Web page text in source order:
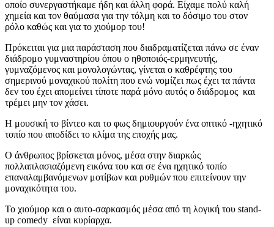
οποίο συνεργαστήκαμε ήδη και άλλη φορά. Είχαμε πολύ καλή
χημεία και τον θαύμασα για την τόλμη και το δόσιμο του στον
ρόλο καθώς και για το χιούμορ του!
Πρόκειται για μια παράσταση που διαδραματίζεται πάνω σε έναν
διάδρομο γυμναστηρίου όπου ο ηθοποιός-ερμηνευτής,
γυμναζόμενος και μονολογώντας, γίνεται ο καθρέφτης του
σημερινού μοναχικού πολίτη που ενώ νομίζει πως έχει τα πάντα
δεν του έχει απομείνει τίποτε παρά μόνο αυτός ο διάδρομος και
τρέμει μην τον χάσει.
Η μουσική το βίντεο και το φως δημιουργούν ένα οπτικό -ηχητικό
τοπίο που αποδίδει το κλίμα της εποχής μας.
Ο άνθρωπος βρίσκεται μόνος, μέσα στην διαρκώς
πολλαπλασιαζόμενη εικόνα του και σε ένα ηχητικό τοπίο
επαναλαμβανόμενων μοτίβων και ρυθμών που επιτείνουν την
μοναχικότητα του.
Το χιούμορ και ο αυτο-σαρκασμός μέσα από τη λογική του stand-
up comedy είναι κυρίαρχα.